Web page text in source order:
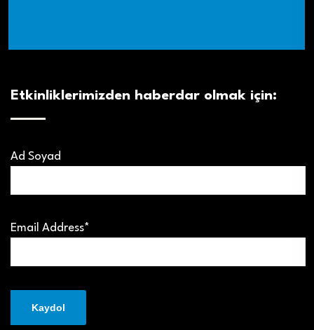
Etkinliklerimizden haberdar olmak için:
Ad Soyad
Email Address*